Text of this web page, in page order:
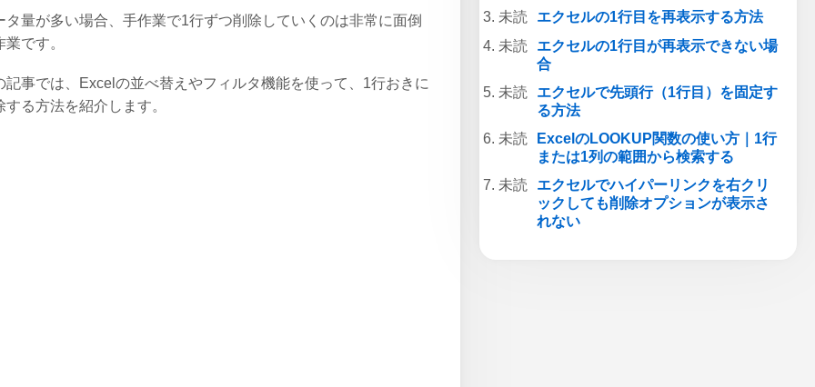
タ量が多い場合、手作業で1行ずつ削除していくのは非常に面倒
業です。
記事では、Excelの並べ替えやフィルタ機能を使って、1行おきに
する方法を紹介します。
エクセルの1行目を再表示する方法
エクセルの1行目が再表示できない場
合
エクセルで先頭行（1行目）を固定す
る方法
ExcelのLOOKUP関数の使い方｜1行
または1列の範囲から検索する
エクセルでハイパーリンクを右クリ
ックしても削除オプションが表示さ
れない